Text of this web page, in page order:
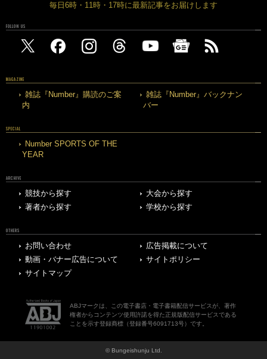
毎日6時・11時・17時に最新記事をお届けします
FOLLOW US
MAGAZINE
雑誌『Number』購読のご案
内
雑誌『Number』バックナン
バー
SPECIAL
Number SPORTS OF THE
YEAR
ARCHIVE
競技から探す
大会から探す
著者から探す
学校から探す
OTHERS
お問い合わせ
広告掲載について
動画・バナー広告について
サイトポリシー
サイトマップ
ABJマークは、この電子書店・電子書籍配信サービスが、著作
権者からコンテンツ使用許諾を得た正規版配信サービスである
ことを示す登録商標（登録番号6091713号）です。
© Bungeishunju Ltd.